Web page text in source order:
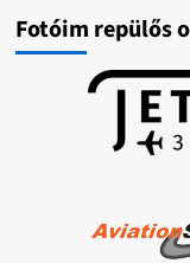
Fotóim repülős